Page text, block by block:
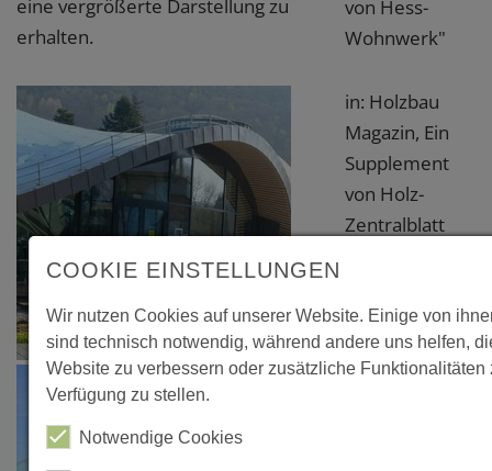
eine vergrößerte Darstellung zu
erhalten.
von Hess-
Wohnwerk"
in: Holzbau
Magazin, Ein
Supplement
von Holz-
Zentralblatt
"Innovative
Dachholzschalen-
COOKIE EINSTELLUNGEN
Wir nutzen Cookies auf unserer Website. Einige von
sind technisch notwendig, während andere uns helfen,
Website zu verbessern oder zusätzliche Funktionalitäten
Verfügung zu stellen.
Notwendige Cookies